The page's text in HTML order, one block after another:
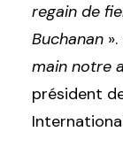
regain de
Buchanan ».
main notre
président